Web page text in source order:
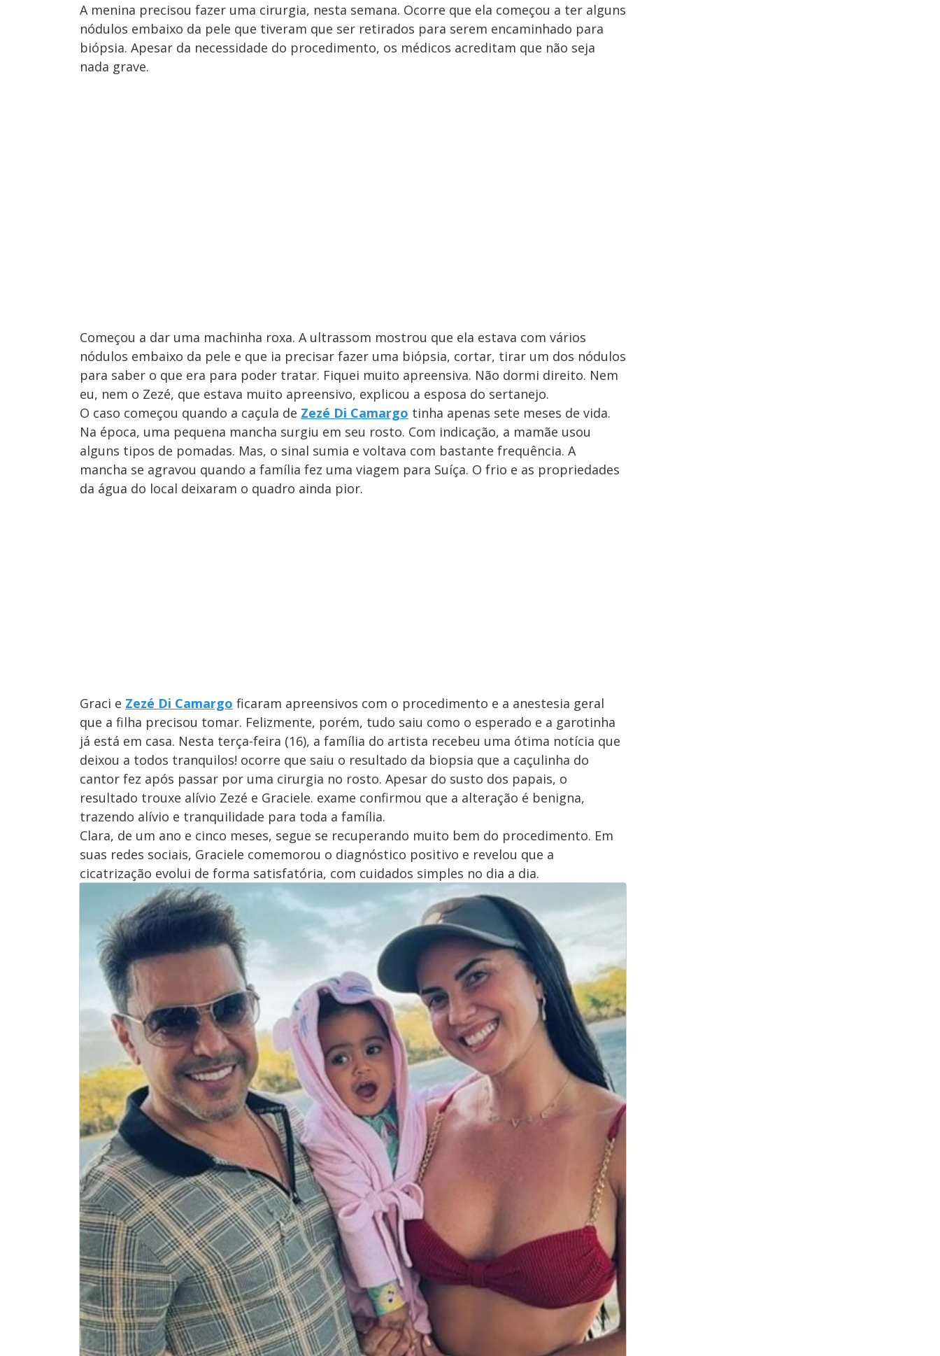
A menina precisou fazer uma cirurgia, nesta semana. Ocorre que ela começou a ter alguns
nódulos embaixo da pele que tiveram que ser retirados para serem encaminhado para
biópsia. Apesar da necessidade do procedimento, os médicos acreditam que não seja
nada grave.
Começou a dar uma machinha roxa. A ultrassom mostrou que ela estava com vários
nódulos embaixo da pele e que ia precisar fazer uma biópsia, cortar, tirar um dos nódulos
para saber o que era para poder tratar. Fiquei muito apreensiva. Não dormi direito. Nem
eu, nem o Zezé, que estava muito apreensivo, explicou a esposa do sertanejo.
O caso começou quando a caçula de Zezé Di Camargo tinha apenas sete meses de vida.
Na época, uma pequena mancha surgiu em seu rosto. Com indicação, a mamãe usou
alguns tipos de pomadas. Mas, o sinal sumia e voltava com bastante frequência. A
mancha se agravou quando a família fez uma viagem para Suíça. O frio e as propriedades
da água do local deixaram o quadro ainda pior.
Graci e Zezé Di Camargo ficaram apreensivos com o procedimento e a anestesia geral
que a filha precisou tomar. Felizmente, porém, tudo saiu como o esperado e a garotinha
já está em casa. Nesta terça-feira (16), a família do artista recebeu uma ótima notícia que
deixou a todos tranquilos! ocorre que saiu o resultado da biopsia que a caçulinha do
cantor fez após passar por uma cirurgia no rosto. Apesar do susto dos papais, o
resultado trouxe alívio Zezé e Graciele. exame confirmou que a alteração é benigna,
trazendo alívio e tranquilidade para toda a família.
Clara, de um ano e cinco meses, segue se recuperando muito bem do procedimento. Em
suas redes sociais, Graciele comemorou o diagnóstico positivo e revelou que a
cicatrização evolui de forma satisfatória, com cuidados simples no dia a dia.